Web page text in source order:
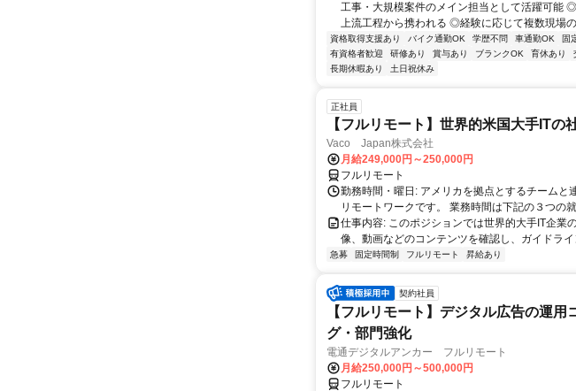
工事・大規模案件のメイン担当として活躍可能
上流工程から携われる ◎経験に応じて複数現場
資格取得支援あり バイク通勤OK 学歴不問 車通勤OK 固
有資格者歓迎
研修あり 賞与あり ブランクOK 育休あり
長期休暇あり
土日祝休み
正社員
【フルリモート】世界的米国大手IT
Vaco Japan株式会社
月給249,000円～250,000円
フルリモート
勤務時間・曜日: アメリカを拠点とするチーム
リモートワークです。 業務時間は下記の３つの
仕事内容: このポジションでは世界的大手IT企業
像、動画などのコンテンツを確認し、ガイドラ
急募 固定時間制 フルリモート 昇給あり
契約社員
【フルリモート】デジタル広告の運
グ・部門強化
電通デジタルアンカー フルリモート
月給250,000円～500,000円
フルリモート